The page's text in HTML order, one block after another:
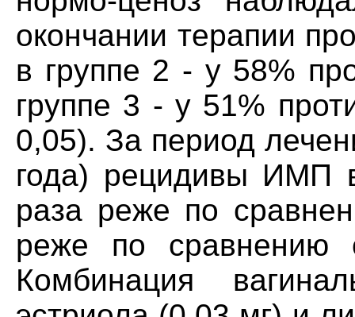
окончании терапии
в группе 2 - у 58%
группе 3 - у 51%
0,05). За период
года) рецидивы ИМП
раза реже по
реже по сравнению
Комбинация